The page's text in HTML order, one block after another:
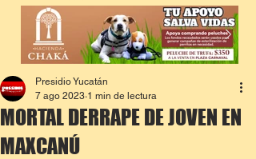
MORTAL DERRAPE DE JOVEN EN
MAXCANÚ
Presidio Yucatán
7 ago 2023 1 min de lectura